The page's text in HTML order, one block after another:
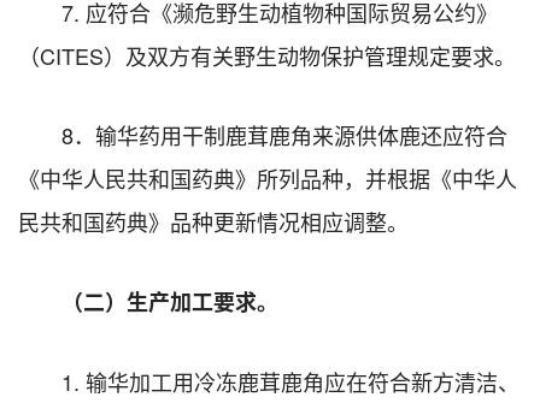
7. 应符合《濒危野生动植物种国际贸易公约》
（CITES）及双方有关野生动物保护管理规定要求。
8．输华药用干制鹿茸鹿角来源供体鹿还应符合
《中华人民共和国药典》所列品种，并根据《中华人
民共和国药典》品种更新情况相应调整。
（二）生产加工要求。
1. 输华加工用冷冻鹿茸鹿角应在符合新方清洁、